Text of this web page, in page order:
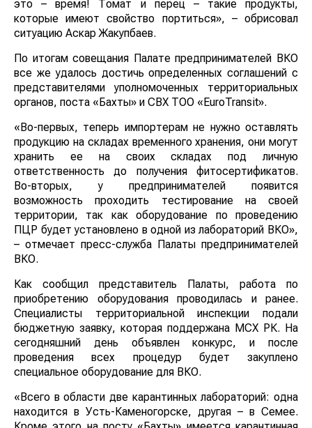
это – время! Томат и перец – такие продукты,
которые имеют свойство портиться», – обрисовал
ситуацию Аскар Жакупбаев.
По итогам совещания Палате предпринимателей ВКО
все же удалось достичь определенных соглашений с
представителями уполномоченных территориальных
органов, поста «Бахты» и СВХ ТОО «EuroTransit».
«Во-первых, теперь импортерам не нужно оставлять
продукцию на складах временного хранения, они могут
хранить ее на своих складах под личную
ответственность до получения фитосертификатов.
Во-вторых, у предпринимателей появится
возможность проходить тестирование на своей
территории, так как оборудование по проведению
ПЦР будет установлено в одной из лабораторий ВКО»,
– отмечает пресс-служба Палаты предпринимателей
ВКО.
Как сообщил представитель Палаты, работа по
приобретению оборудования проводилась и ранее.
Специалисты территориальной инспекции подали
бюджетную заявку, которая поддержана МСХ РК. На
сегодняшний день объявлен конкурс, и после
проведения всех процедур будет закуплено
специальное оборудование для ВКО.
«Всего в области две карантинных лабораторий: одна
находится в Усть-Каменогорске, другая – в Семее.